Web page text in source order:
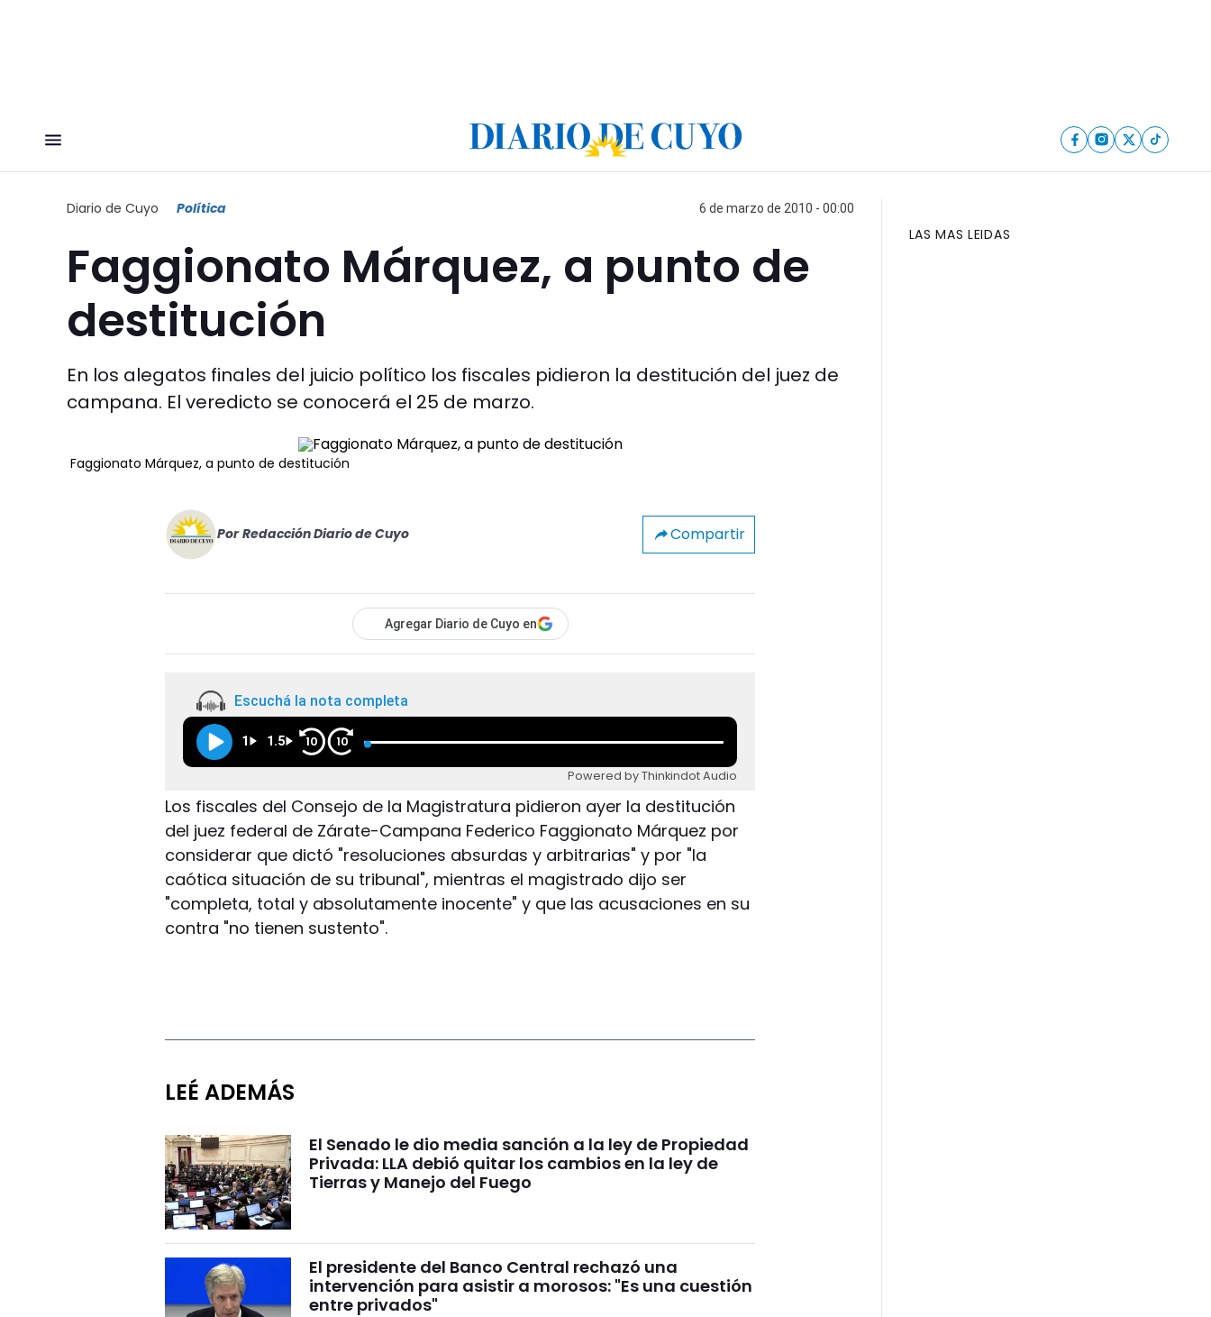
Diario de Cuyo Política 6 de marzo de 2010 - 00:00
Faggionato Márquez, a punto de
destitución
En los alegatos finales del juicio político los fiscales pidieron la destitución del juez de
campana. El veredicto se conocerá el 25 de marzo.
Faggionato Márquez, a punto de destitución
Por Redacción Diario de Cuyo Compartir
Agregar Diario de Cuyo en
Escuchá la nota completa
1 1.5 10 10
Powered by Thinkindot Audio
Los fiscales del Consejo de la Magistratura pidieron ayer la destitución
del juez federal de Zárate-Campana Federico Faggionato Márquez por
considerar que dictó "resoluciones absurdas y arbitrarias" y por "la
caótica situación de su tribunal", mientras el magistrado dijo ser
"completa, total y absolutamente inocente" y que las acusaciones en su
contra "no tienen sustento".
LEÉ ADEMÁS
El Senado le dio media sanción a la ley de Propiedad
Privada: LLA debió quitar los cambios en la ley de
Tierras y Manejo del Fuego
El presidente del Banco Central rechazó una
intervención para asistir a morosos: "Es una cuestión
entre privados"
LAS MAS LEIDAS